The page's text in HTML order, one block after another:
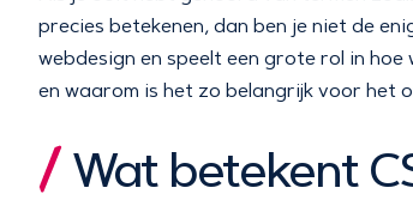
precies betekenen, dan ben je niet de
webdesign en speelt een grote rol in
en waarom is het zo belangrijk voor het
Wat betekent